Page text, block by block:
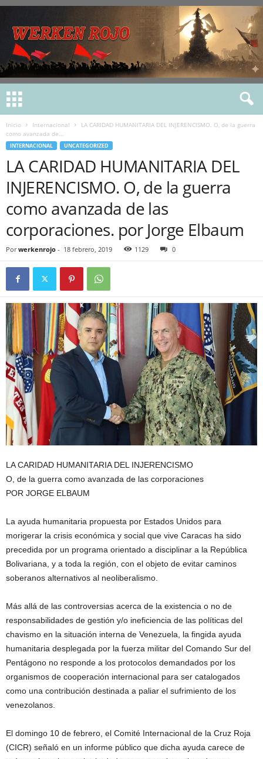
Inicio Internacional
LA CARIDAD HUMANITARIA DEL INJERENCISMO. O, de la guerra
como avanzada de...
INTERNACIONAL UNCATEGORIZED
LA CARIDAD HUMANITARIA DEL
INJERENCISMO. O, de la guerra
como avanzada de las
corporaciones. por Jorge Elbaum
Por werkenrojo - 18 febrero, 2019 1129 0
LA CARIDAD HUMANITARIA DEL INJERENCISMO
O, de la guerra como avanzada de las corporaciones
POR JORGE ELBAUM
La ayuda humanitaria propuesta por Estados Unidos para
morigerar la crisis económica y social que vive Caracas ha sido
precedida por un programa orientado a disciplinar a la República
Bolivariana, y a toda la región, con el objeto de evitar caminos
soberanos alternativos al neoliberalismo.
Más allá de las controversias acerca de la existencia o no de
responsabilidades de gestión y/o ineficiencia de las políticas del
chavismo en la situación interna de Venezuela, la fingida ayuda
humanitaria desplegada por la fuerza militar del Comando Sur del
Pentágono no responde a los protocolos demandados por los
organismos de cooperación internacional para ser catalogados
como una contribución destinada a paliar el sufrimiento de los
venezolanos.
El domingo 10 de febrero, el Comité Internacional de la Cruz Roja
(CICR) señaló en un informe público que dicha ayuda carece de